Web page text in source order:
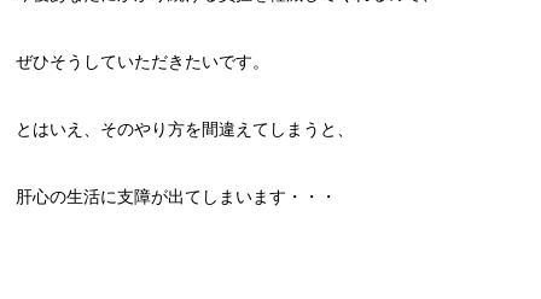
ぜひそうしていただきたいです。
とはいえ、そのやり方を間違えてしまうと、
肝心の生活に支障が出てしまいます・・・